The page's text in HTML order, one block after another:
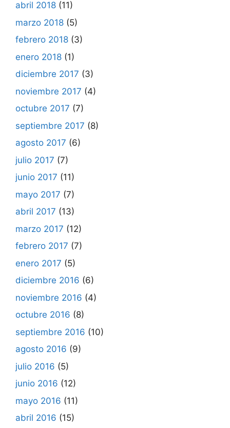
abril 2018 (11)
marzo 2018 (5)
febrero 2018 (3)
enero 2018 (1)
diciembre 2017 (3)
noviembre 2017 (4)
octubre 2017 (7)
septiembre 2017 (8)
agosto 2017 (6)
julio 2017 (7)
junio 2017 (11)
mayo 2017 (7)
abril 2017 (13)
marzo 2017 (12)
febrero 2017 (7)
enero 2017 (5)
diciembre 2016 (6)
noviembre 2016 (4)
octubre 2016 (8)
septiembre 2016 (10)
agosto 2016 (9)
julio 2016 (5)
junio 2016 (12)
mayo 2016 (11)
abril 2016 (15)